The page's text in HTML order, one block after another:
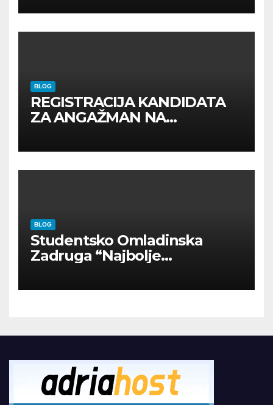
BLOG
REGISTRACIJA KANDIDATA
ZA ANGAŽMAN NA
BLOG
Studentsko Omladinska
Zadruga “Najbolje